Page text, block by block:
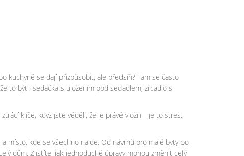
kuchyně se dají přizpůsobit, ale předsíň? Tam se často
to být i sedačka s uložením pod sedadlem, zrcadlo s
klíče, když jste věděli, že je právě vložili – je to stres,
místo, kde se všechno najde. Od návrhů pro malé byty po
dům. Zjistíte, jak jednoduché úpravy mohou změnit celý